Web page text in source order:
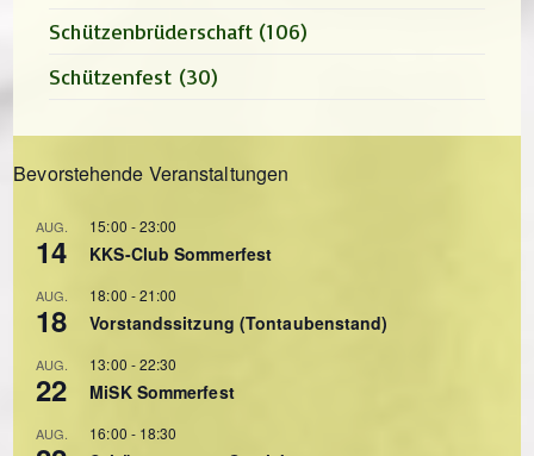
Schützenbrüderschaft (106)
Schützenfest (30)
Bevorstehende Veranstaltungen
AUG.
14
15:00 -23:00
KKS-Club Sommerfest
AUG.
18
18:00 -21:00
Vorstandssitzung (Tontaubenstand)
AUG.
22
13:00 -22:30
MiSK Sommerfest
AUG. 16:00 - 18:30